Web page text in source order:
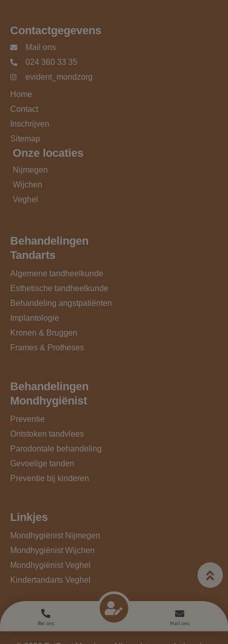
Contactgegevens
Mail ons
024 360 33 35
evident_mondzorg
Home
Contact
Inschrijven
Sitemap
Onze locaties
Nijmegen
Wijchen
Veghel
Behandelingen
Tandarts
Algemene tandheelkunde
Esthetische tandheelkunde
Behandeling angstpatiënten
Implantologie
Kronen & Bruggen
Frames & Protheses
Behandelingen
Mondhygiënist
Preventie
Ontstoken tandvlees
Parodontale behandeling
Gevoelige tanden
Preventie bij kinderen
Linkjes
Mondhygiënist Nijmegen
Mondhygiënist Wijchen
Mondhygiënist Veghel
Kindertandarts Veghel
Bel ons Mail ons